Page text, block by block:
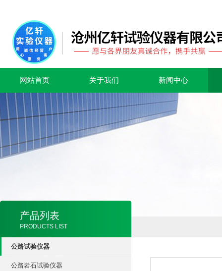
网站首页 关于我们 新闻中心
产品列表
PRODUCTS LIST
公路试验仪器
公路岩石试验仪器